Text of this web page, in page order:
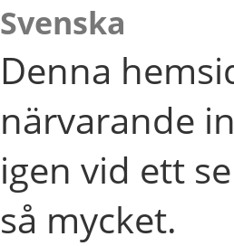
Svenska
Denna
närvarande
igen vid ett
så mycket.